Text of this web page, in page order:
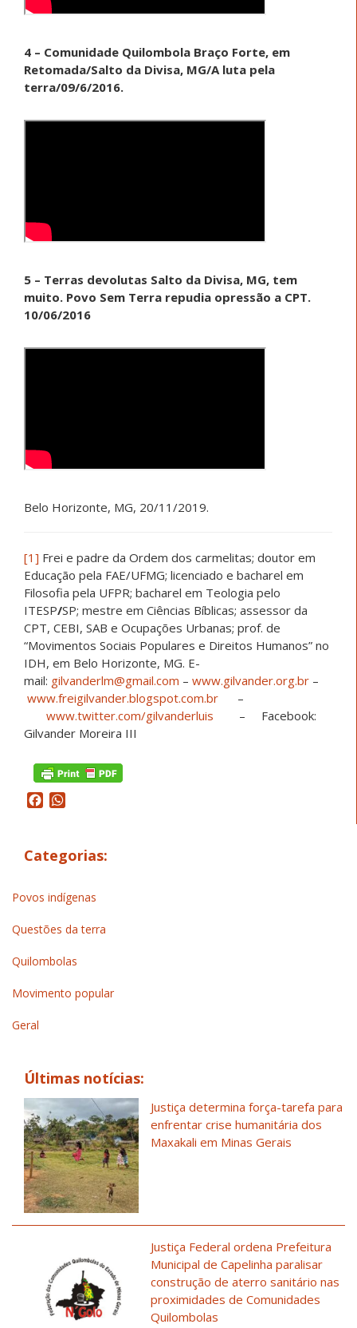
4 – Comunidade Quilombola Braço Forte, em
Retomada/Salto da Divisa, MG/A luta pela
terra/09/6/2016.
5 – Terras devolutas Salto da Divisa, MG, tem
muito. Povo Sem Terra repudia opressão a CPT.
10/06/2016
Belo Horizonte, MG, 20/11/2019.
[1] Frei e padre da Ordem dos carmelitas; doutor em
Educação pela FAE/UFMG; licenciado e bacharel em
Filosofia pela UFPR; bacharel em Teologia pelo
ITESP/SP; mestre em Ciências Bíblicas; assessor da
CPT, CEBI, SAB e Ocupações Urbanas; prof. de
“Movimentos Sociais Populares e Direitos Humanos” no
IDH, em Belo Horizonte, MG. E-
mail: gilvanderlm@gmail.com – www.gilvander.org.br –
www.freigilvander.blogspot.com.br –
www.twitter.com/gilvanderluis – Facebook:
Gilvander Moreira III
Facebook
Categorias:
Povos indígenas
Questões da terra
Quilombolas
Movimento popular
Geral
Últimas notícias:
Justiça determina força-tarefa para
enfrentar crise humanitária dos
Maxakali em Minas Gerais
Justiça Federal ordena Prefeitura
Municipal de Capelinha paralisar
construção de aterro sanitário nas
proximidades de Comunidades
Quilombolas